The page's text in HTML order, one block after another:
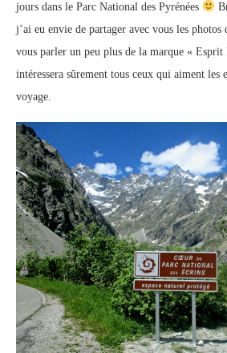
jours dans le Parc National des Pyrénées
j’ai eu envie de partager avec vous les photos
vous parler un peu plus de la marque «
intéressera sûrement tous ceux qui aiment les
voyage.